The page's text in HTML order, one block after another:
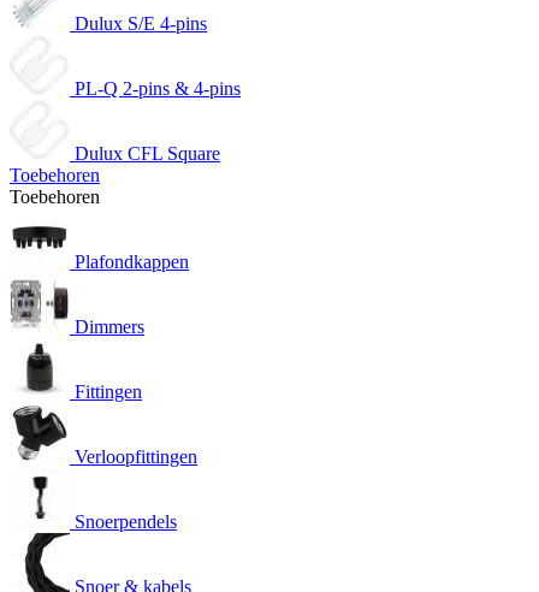
Dulux S/E 4-pins
PL-Q 2-pins & 4-pins
Dulux CFL Square
Toebehoren
Toebehoren
Plafondkappen
Dimmers
Fittingen
Verloopfittingen
Snoerpendels
Snoer & kabels